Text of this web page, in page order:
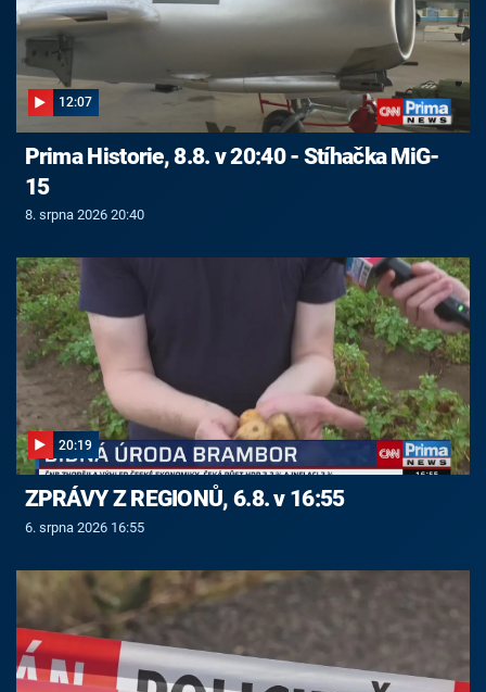
12:07
Prima Historie, 8.8. v 20:40 - Stíhačka MiG-
15
8. srpna 2026 20:40
20:19
ZPRÁVY Z REGIONŮ, 6.8. v 16:55
6. srpna 2026 16:55